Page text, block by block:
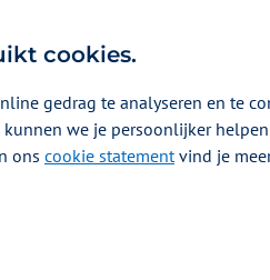
jaar
te voorkomen. Bij ZieZo
cookies.
gedrag te analyseren en te
we je persoonlijker
ons cookie statementvind je